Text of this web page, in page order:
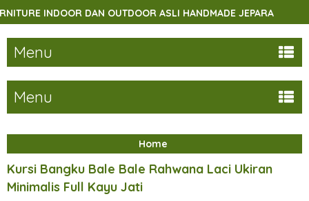
INDOOR DAN OUTDOOR ASLI HANDMADE JEPARA
Menu
Menu
Home
Kursi Bangku Bale Bale Rahwana Laci Ukiran
Minimalis Full Kayu Jati